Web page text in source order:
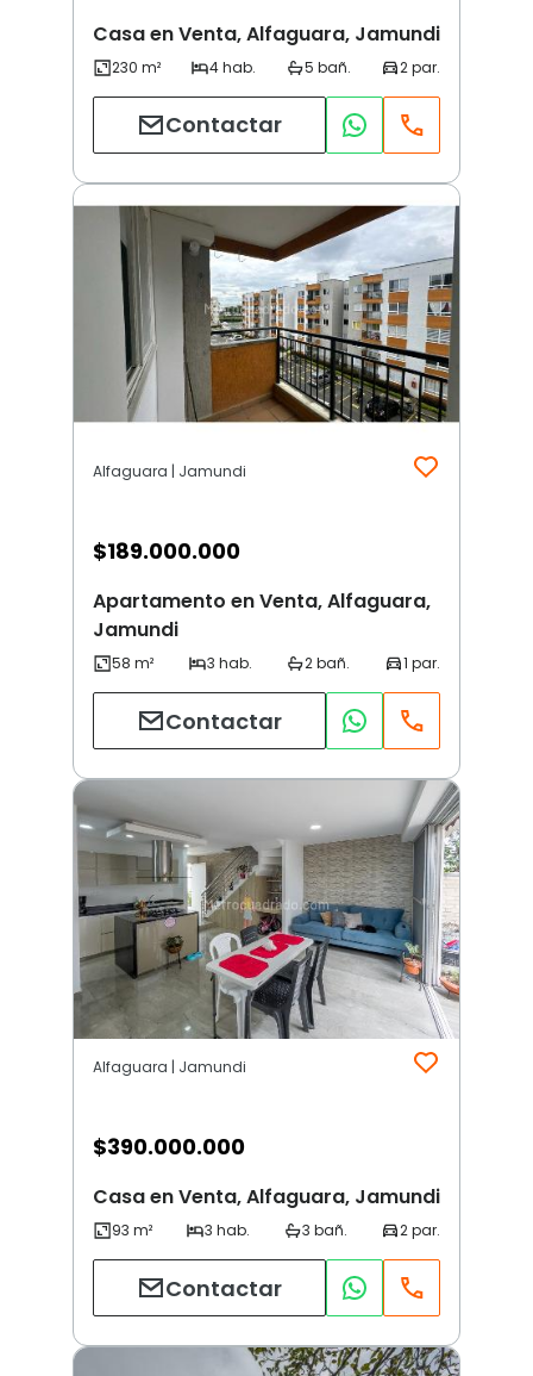
Casa en Venta, Alfaguara, Jamundi
Contactar
Alfaguara | Jamundi
$189.000.000
Apartamento en Venta, Alfaguara,
Jamundi
Contactar
Alfaguara | Jamundi
$390.000.000
Casa en Venta, Alfaguara, Jamundi
Contactar